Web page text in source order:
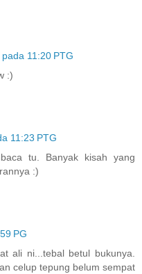
11:20 PTG
:)
11:23 PTG
tu. Banyak kisah yang
:)
PG
ali ni...tebal betul bukunya.
celup tepung belum sempat